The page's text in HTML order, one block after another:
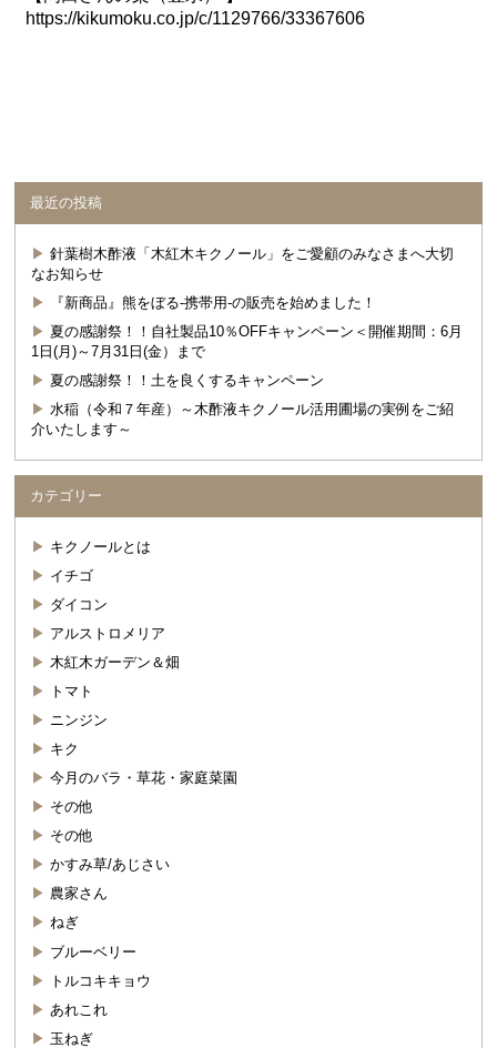
https://kikumoku.co.jp/c/1129766/33367606
最近の投稿
針葉樹木酢液「木紅木キクノール」をご愛顧のみなさまへ大切
なお知らせ
『新商品』熊をぼる-携帯用-の販売を始めました！
夏の感謝祭！！自社製品10％OFFキャンペーン＜開催期間：6月
1日(月)～7月31日(金）まで
夏の感謝祭！！土を良くするキャンペーン
水稲（令和７年産）～木酢液キクノール活用圃場の実例をご紹
介いたします～
カテゴリー
キクノールとは
イチゴ
ダイコン
アルストロメリア
木紅木ガーデン＆畑
トマト
ニンジン
キク
今月のバラ・草花・家庭菜園
その他
その他
かすみ草/あじさい
農家さん
ねぎ
ブルーベリー
トルコキキョウ
あれこれ
玉ねぎ